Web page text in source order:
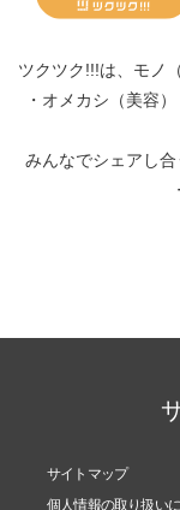
ツクツク!!!は、 モノ
・ オメカシ（美容）
みんなでシェアし合
サイトマップ
個人情報の取り扱い